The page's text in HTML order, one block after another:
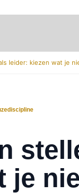
leider: kiezen wat je
je